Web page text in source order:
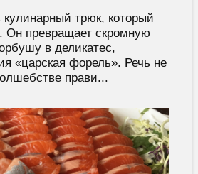
трюк, который
Он превращает скромную
в деликатес,
«царская форель». Речь не
прави...